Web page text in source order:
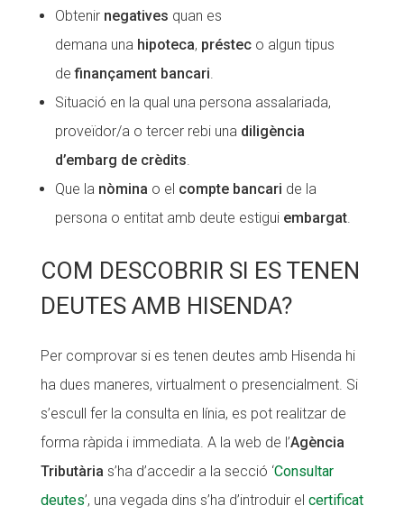
Obtenirnegatives quan es
demana una hipoteca, présteco algun tipus
definançament bancari.
Situació en la qual una persona assalariada,
proveïdor/a o tercer rebi una diligència
d’embarg de crèdits.
Que la nòmina o el compte bancari de la
persona o entitat amb deute estigui embargat.
COM DESCOBRIR SI ES TENEN
DEUTES AMB HISENDA?
Per comprovar si es tenen deutes amb Hisenda hi
ha dues maneres, virtualment o presencialment. Si
s’escull fer la consulta en línia, es pot realitzar de
forma ràpida i immediata. A la web de l’Agència
Tributària s’ha d’accedir a la secció ‘Consultar
deutes’, una vegada dins s’ha d’introduir el certificat
ACTUALITAT
Notícies
Diari de la Fundació
Fundesplai als mitjans
Xarxes socials
Fes voluntariat
Fes un donatiu
Treballa amb nosaltres
ACTUALITAT
Notícies
Diari de la Fundació
Fundesplai als mitjans
Xarxes socials
Fes voluntariat
Fes un donatiu
Treballa amb nosaltres